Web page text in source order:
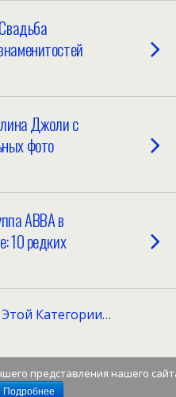
Джоли с
фото
ABBA в
10 редких
Категории…
представления нашего
Подробнее